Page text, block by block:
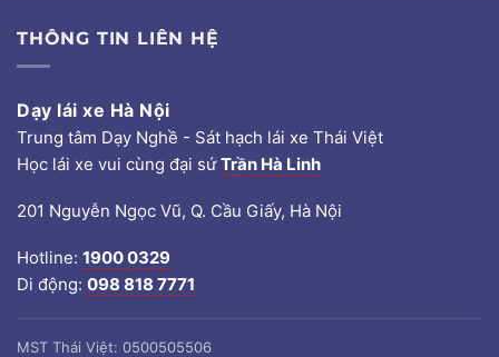
THÔNG TIN LIÊN HỆ
Dạy lái xe Hà Nội
Trung tâm Dạy Nghề - Sát hạch lái xe Thái Việt
Học lái xe vui cùng đại sứTrần Hà Linh
201 Nguyễn Ngọc Vũ, Q. Cầu Giấy, Hà Nội
Hotline: 1900 0329
Di động: 098 818 7771
MST Thái Việt: 0500505506